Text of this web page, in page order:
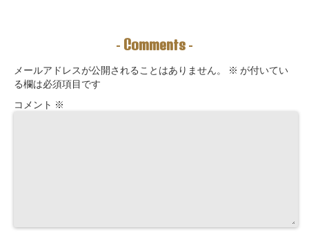
ーチングできま
九星別・金運ブ
ロックを外す開
- Comments -
メールアドレスが公開されることはありません。 ※ が付いてい
る欄は必須項目です
コメント ※